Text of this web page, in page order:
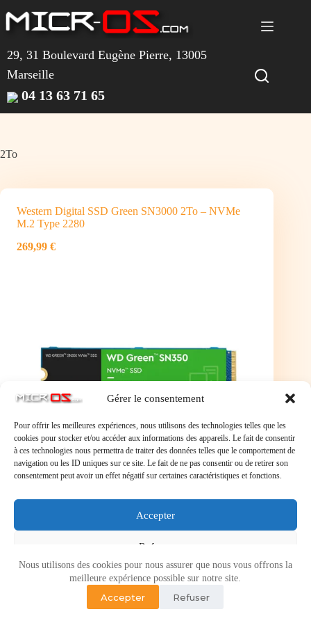
Gérer le consentement
Pour offrir les meilleures expériences, nous utilisons des technologies telles que les
cookies pour stocker et/ou accéder aux informations des appareils. Le fait de consentir
à ces technologies nous permettra de traiter des données telles que le comportement de
navigation ou les ID uniques sur ce site. Le fait de ne pas consentir ou de retirer son
consentement peut avoir un effet négatif sur certaines caractéristiques et fonctions.
Accepter
Refuser
Voir les préférences
Politique de cookiesPolitique de confidentialité
au
contenu
Nous utilisons des cookies pour nous assurer que nous vous offrons la
meilleure expérience possible sur notre site.
Accepter Refuser
29, 31 Boulevard Eugène Pierre, 13005
Marseille
04 13 63 71 65
2To
Western Digital SSD Green SN3000 2To – NVMe
M.2 Type 2280
269,99 €
Western Digital SSD WD Green SN350 2 To
SSD 2 To M.2 2880 PCIe NVMe 3.0 x4 NAND